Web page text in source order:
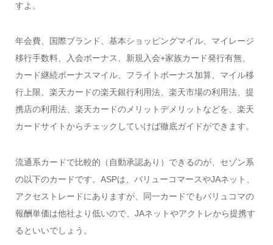
すよ。
年会費、国際ブランド、基本ショッピングマイル、マイレージ
移行手数料、入会ボーナス、新規入会+家族カード発行有無、
カード継続ボーナスマイル、フライトボーナス加算、マイル移
行上限、楽天カードの楽天銀行利用法、楽天市場の利用法、提
携店の利用法、楽天カードのメリットデメリットなどを、楽天
カードサイトからチェックしていけば徹底ガイドができます。
流通系カードで比較的（自動承認あり）できるのが、セゾン系
の以下のカードです。ASPは、バリューコマースやJAネット、
アクセストレードにありますが、同一カードでもバリュコマの
報酬単価は他社より低いので、JAネットやアクトレから提携す
るといいでしょう。